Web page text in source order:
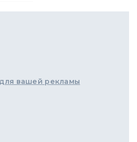
вашей рекламы